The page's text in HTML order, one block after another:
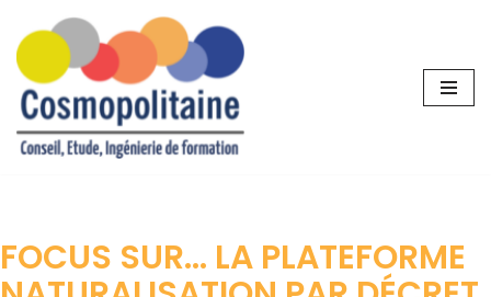
Aller
au
contenu
FOCUS SUR… LA PLATEFORME